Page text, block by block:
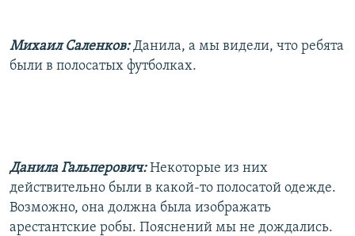
Михаил Саленков: Данила, а мы видели, что ребята
были в полосатых футболках.
Данила Гальперович: Некоторые из них
действительно были в какой-то полосатой одежде.
Возможно, она должна была изображать
арестантские робы. Пояснений мы не дождались.